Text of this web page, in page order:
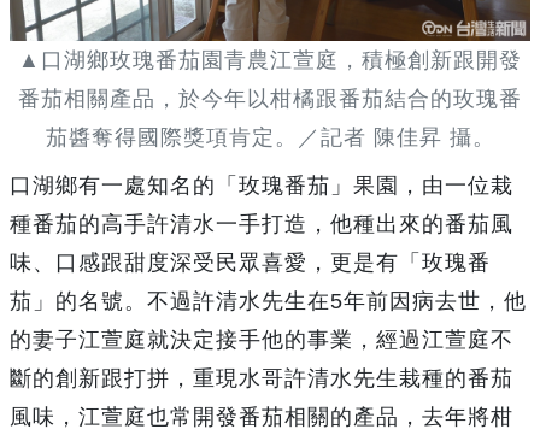
▲口湖鄉玫瑰番茄園青農江萱庭，積極創新跟開發
番茄相關產品，於今年以柑橘跟番茄結合的玫瑰番
茄醬奪得國際獎項肯定。／記者 陳佳昇 攝。
口湖鄉有一處知名的「玫瑰番茄」果園，由一位栽
種番茄的高手許清水一手打造，他種出來的番茄風
味、口感跟甜度深受民眾喜愛，更是有「玫瑰番
茄」的名號。不過許清水先生在5年前因病去世，他
的妻子江萱庭就決定接手他的事業，經過江萱庭不
斷的創新跟打拼，重現水哥許清水先生栽種的番茄
風味，江萱庭也常開發番茄相關的產品，去年將柑